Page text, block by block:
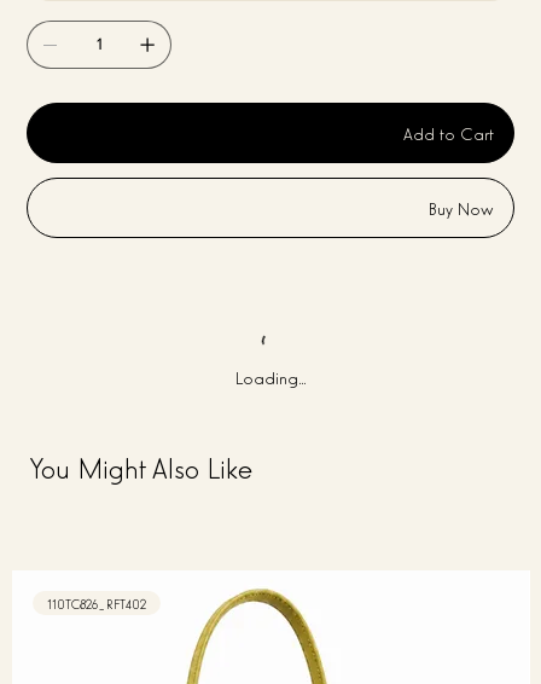
Add to Cart
Buy Now
Loading…
You Might Also Like
110TC826_RFT402